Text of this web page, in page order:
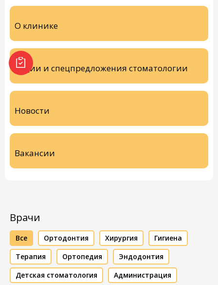
О клинике
Акции и спецпредложения стоматологии
Новости
Вакансии
Врачи
Все Ортодонтия Хирургия
Гигиена
Терапия
Ортопедия
Эндодонтия
Детская стоматология
Администрация